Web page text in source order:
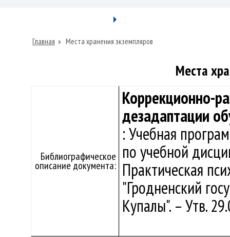
Главная » Места хранения экземпляров
Места
Библиографическое
описание документа:
Коррекционно-
дезадаптации
: Учебная
по учебной
Практическая
"Гродненский
Купалы". – Утв.